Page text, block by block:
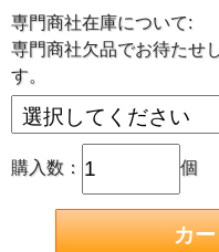
■環状刃物
工具不要ワンタッチで刃
使用する刃物サイズに合
込んでください。
環状穴あけ刃物 最大板
ッチメントを使用して旋
チで取り付け出来ます。
・最大板厚：20L:20mm
アタッチメントを使用す
NC旋盤、マシニングセ
専門商社在庫について:
専門商社欠品でお待たせ
す。
購入数： 個